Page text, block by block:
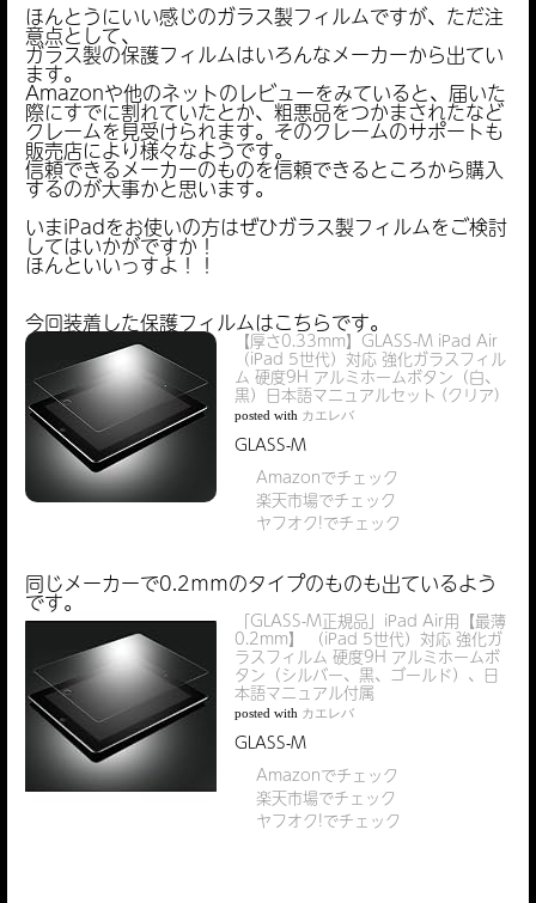
ほんとうにいい感じのガラス製フィルムですが、ただ注
意点として、
ガラス製の保護フィルムはいろんなメーカーから出てい
ます。
Amazonや他のネットのレビューをみていると、届いた
際にすでに割れていたとか、粗悪品をつかまされたなど
クレームを見受けられます。そのクレームのサポートも
販売店により様々なようです。
信頼できるメーカーのものを信頼できるところから購入
するのが大事かと思います。
いまiPadをお使いの方はぜひガラス製フィルムをご検討
してはいかがですか！
ほんといいっすよ！！
今回装着した保護フィルムはこちらです。
【厚さ0.33mm】GLASS-M iPad Air
（iPad 5世代）対応 強化ガラスフィル
ム 硬度9H アルミホームボタン（白、
黒）日本語マニュアルセット (クリア)
posted with カエレバ
GLASS-M
Amazonでチェック
楽天市場でチェック
ヤフオク!でチェック
同じメーカーで0.2ｍｍのタイプのものも出ているよう
です。
「GLASS-M正規品」iPad Air用【最薄
0.2mm】 （iPad 5世代）対応 強化ガ
ラスフィルム 硬度9H アルミホームボ
タン（シルバー、黒、ゴールド）、日
本語マニュアル付属
posted with カエレバ
GLASS-M
Amazonでチェック
楽天市場でチェック
ヤフオク!でチェック